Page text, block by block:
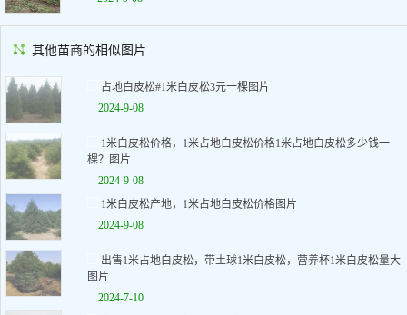
其他苗商的相似图片
占地白皮松#1米白皮松3元一棵图片
2024-9-08
1米白皮松价格，1米占地白皮松价格1米占地白皮松多少钱一
棵？图片
2024-9-08
1米白皮松产地，1米占地白皮松价格图片
2024-9-08
出售1米占地白皮松，带土球1米白皮松，营养杯1米白皮松量大
图片
2024-7-10